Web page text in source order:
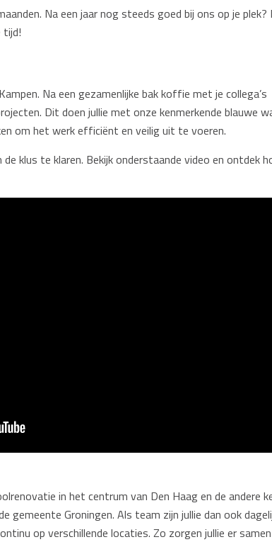
Na een jaar nog steeds goed bij ons op je plek?
tijd!
Na een gezamenlijke bak koffie met je collega’s
Dit doen jullie met onze kenmerkende blauwe
om het werk efficiënt en veilig uit te voeren.
klus te klaren. Bekijk onderstaande video en ontdek
in het centrum van Den Haag en de andere
gemeente Groningen. Als team zijn jullie dan ook
op verschillende locaties. Zo zorgen jullie er